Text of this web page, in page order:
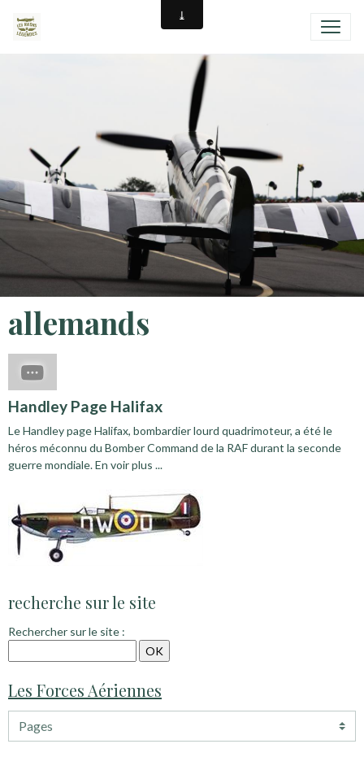
allemands
Handley Page Halifax
Le Handley page Halifax, bombardier lourd quadrimoteur, a été le
héros méconnu du Bomber Command de la RAF durant la seconde
guerre mondiale. En voir plus ...
recherche sur le site
Rechercher sur le site :
Les Forces Aériennes